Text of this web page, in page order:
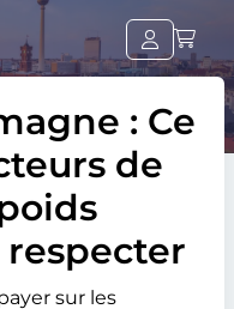
: Ce
de
sur les